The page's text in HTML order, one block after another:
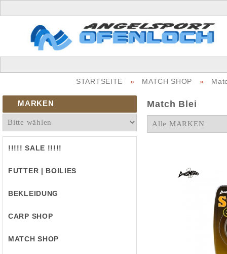
STARTSEITE » MATCH SHOP »
MARKEN
!!!!! SALE !!!!!
FUTTER | BOILIES
BEKLEIDUNG
CARP SHOP
MATCH SHOP
Match Blei